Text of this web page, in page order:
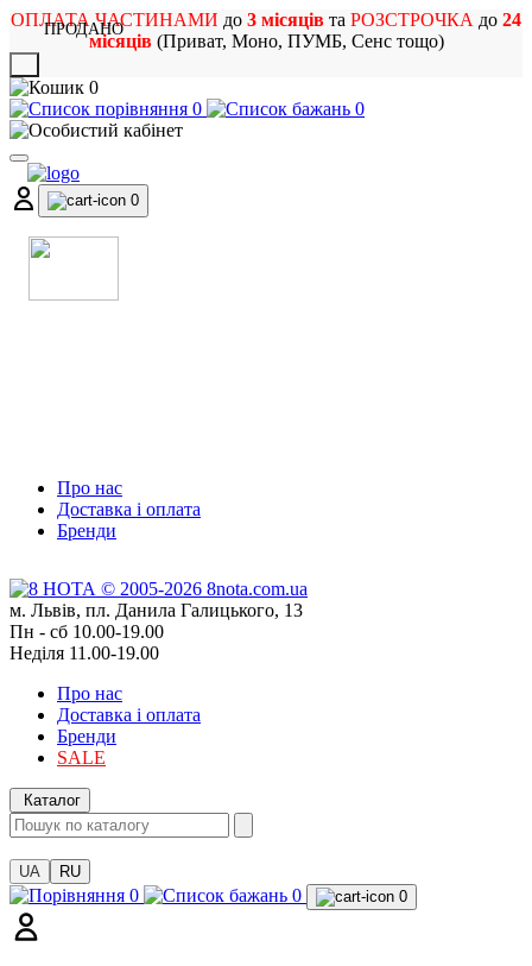
ОПЛАТА ЧАСТИНАМИ до 3 місяців та РОЗСТРОЧКА до 24
місяців(Приват, Моно, ПУМБ, Сенс тощо)
0
0
0
0
Про нас
Доставка і оплата
Бренди
м. Львів, пл. Данила Галицького, 13
Пн - сб 10.00-19.00
Неділя 11.00-19.00
Про нас
Доставка і оплата
Бренди
SALE
Каталог
UA RU
0 0 0
ПРОДАНО